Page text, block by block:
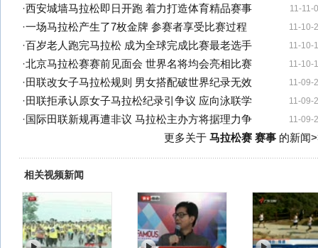
11-11-
·西安城墙马拉松即日开跑 着力打造体育精品赛事
11-10-
·一场马拉松产生了7枚金牌 参赛者享受比赛过程
11-10-
·百岁老人跑完马拉松 成为全球完成比赛最老选手
11-10-
·北京马拉松赛赛前见面会 世界名将均会亮相比赛
11-09-
·田联改女子马拉松规则 男女搭配破世界纪录无效
11-09-
·田联拒承认原女子马拉松纪录引争议 应向泳联学
11-09-
· 国际田联新规再遭非议 马拉松主办方将据理力争
更多关于 马拉松赛 赛事的新闻
相关视频新闻